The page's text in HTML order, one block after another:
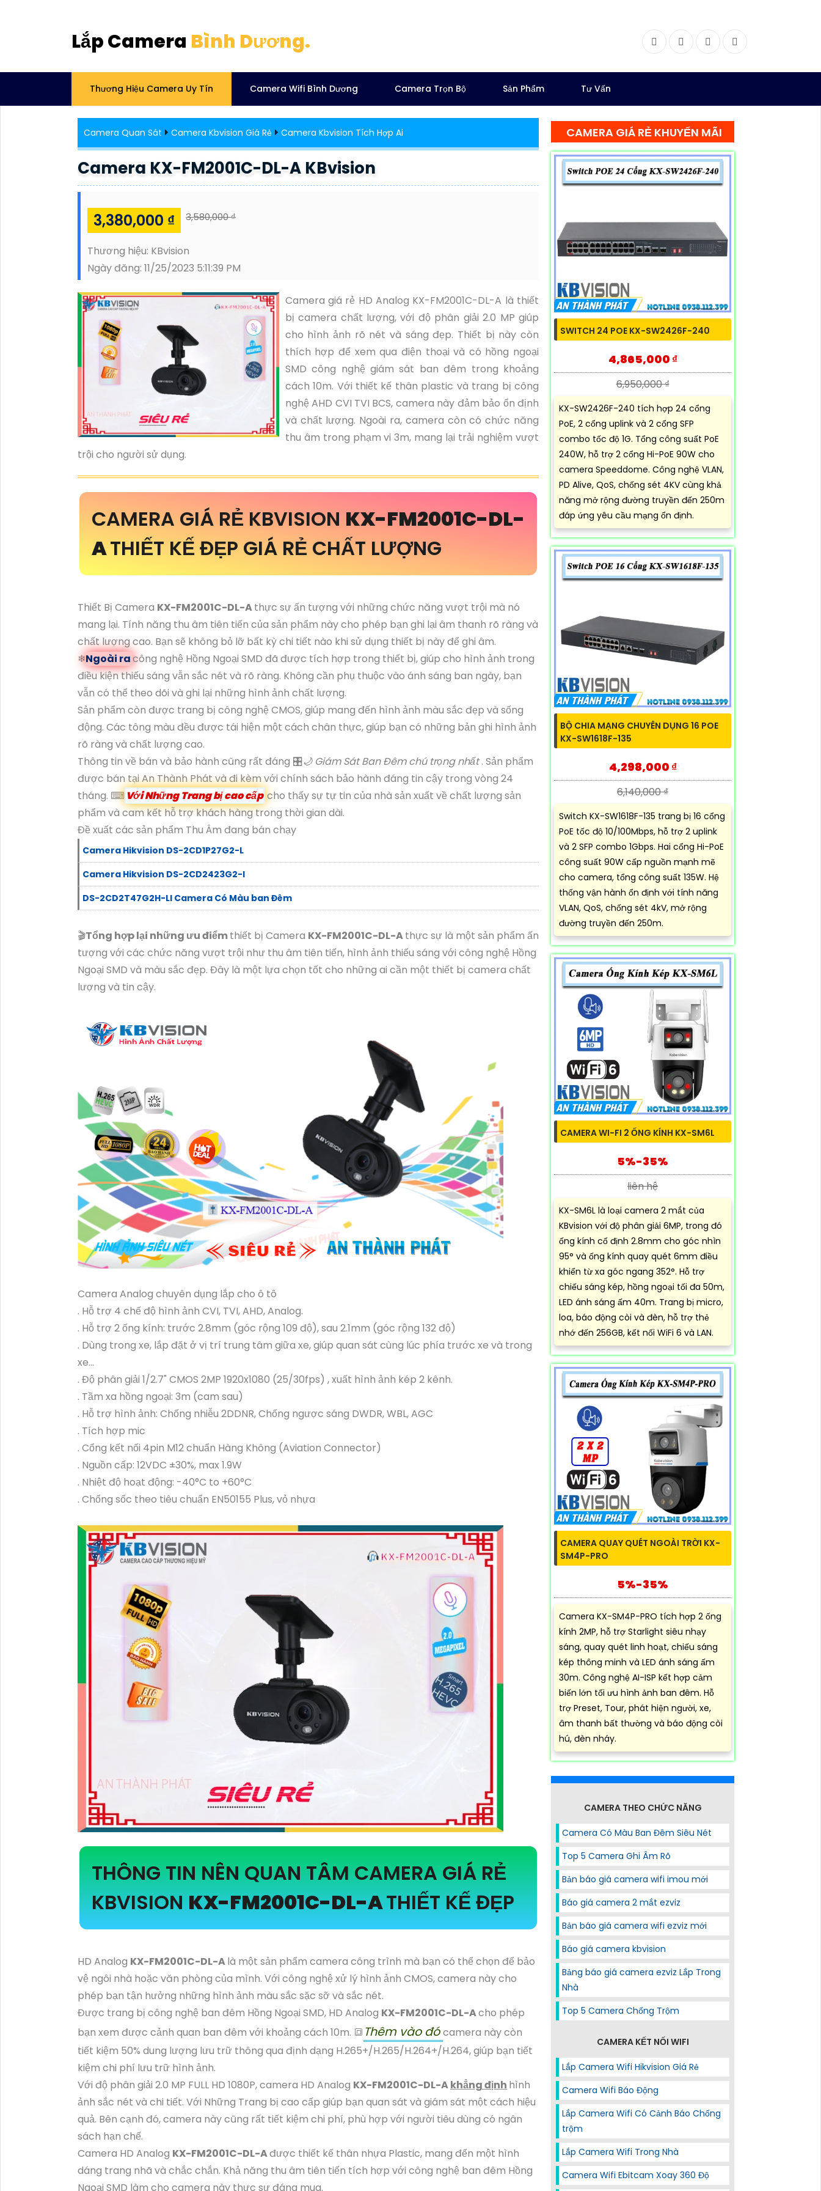
Lắp Camera Bình Dương. FacebookTwitter InstagramDribbble
Thương Hiệu Camera Uy Tín Camera Wifi Bình Dương Camera Trọn Bộ Sản Phẩm Tư Vấn
Camera Quan Sát Camera Kbvision Giá Rẻ Camera Kbvision Tích Hợp Ai
Camera KX-FM2001C-DL-A KBvision
3,380,000 ₫ 3,580,000 ₫
Thương hiệu: KBvision
Ngày đăng: 11/25/2023 5:11:39 PM
Camera giá rẻ HD Analog KX-FM2001C-DL-A là thiết
bị camera chất lượng, với độ phân giải 2.0 MP giúp
cho hình ảnh rõ nét và sáng đẹp. Thiết bị này còn
thích hợp để xem qua điện thoại và có hồng ngoại
SMD công nghệ giám sát ban đêm trong khoảng
cách 10m. Với thiết kế thân plastic và trang bị công
nghệ AHD CVI TVI BCS, camera này đảm bảo ổn định
và chất lượng. Ngoài ra, camera còn có chức năng
thu âm trong phạm vi 3m, mang lại trải nghiệm vượt
trội cho người sử dụng.
CAMERA GIÁ RẺ KBVISION KX-FM2001C-DL-
ATHIẾT KẾ ĐẸP GIÁ RẺ CHẤT LƯỢNG
Thiết Bị Camera KX-FM2001C-DL-Athực sự ấn tượng với những chức năng vượt trội mà nó
mang lại. Tính năng thu âm tiên tiến của sản phẩm này cho phép bạn ghi lại âm thanh rõ ràng và
chất lượng cao. Bạn sẽ không bỏ lỡ bất kỳ chi tiết nào khi sử dụng thiết bị này để ghi âm.
❄Ngoài racông nghệ Hồng Ngoại SMD đã được tích hợp trong thiết bị, giúp cho hình ảnh trong
điều kiện thiếu sáng vẫn sắc nét và rõ ràng. Không cần phụ thuộc vào ánh sáng ban ngày, bạn
vẫn có thể theo dõi và ghi lại những hình ảnh chất lượng.
Sản phẩm còn được trang bị công nghệ CMOS, giúp mang đến hình ảnh màu sắc đẹp và sống
động. Các tông màu đều được tái hiện một cách chân thực, giúp bạn có những bản ghi hình ảnh
rõ ràng và chất lượng cao.
Thông tin về bán và bảo hành cũng rất đáng 🎛🌙 Giám Sát Ban Đêm chú trọng nhất. Sản phẩm
được bán tại An Thành Phát và đi kèm với chính sách bảo hành đáng tin cậy trong vòng 24
tháng. ⌨Với Những Trang bị cao cấp cho thấy sự tự tin của nhà sản xuất về chất lượng sản
phẩm và cam kết hỗ trợ khách hàng trong thời gian dài.
Đề xuất các sản phẩm Thu Âm đang bán chạy
Camera Hikvision DS-2CD1P27G2-L
Camera Hikvision DS-2CD2423G2-I
DS-2CD2T47G2H-LI Camera Có Màu ban Đêm
🎬Tổng hợp lại những ưu điểmthiết bị Camera KX-FM2001C-DL-Athực sự là một sản phẩm ấn
tượng với các chức năng vượt trội như thu âm tiên tiến, hình ảnh thiếu sáng với công nghệ Hồng
Ngoại SMD và màu sắc đẹp. Đây là một lựa chọn tốt cho những ai cần một thiết bị camera chất
lượng và tin cậy.
Camera Analog chuyên dụng lắp cho ô tô
. Hỗ trợ 4 chế độ hình ảnh CVI, TVI, AHD, Analog.
. Hỗ trợ 2 ống kính: trước 2.8mm (góc rộng 109 độ), sau 2.1mm (góc rộng 132 độ)
. Dùng trong xe, lắp đặt ở vị trí trung tâm giữa xe, giúp quan sát cùng lúc phía trước xe và trong
xe...
. Độ phân giải 1/2.7" CMOS 2MP 1920x1080 (25/30fps) , xuất hình ảnh kép 2 kênh.
. Tầm xa hồng ngoại: 3m (cam sau)
. Hỗ trợ hình ảnh: Chống nhiễu 2DDNR, Chống ngược sáng DWDR, WBL, AGC
. Tích hợp mic
. Cổng kết nối 4pin M12 chuẩn Hàng Không (Aviation Connector)
. Nguồn cấp: 12VDC ±30%, max 1.9W
. Nhiệt độ hoạt động: -40°C to +60°C
. Chống sốc theo tiêu chuẩn EN50155 Plus, vỏ nhựa
THÔNG TIN NÊN QUAN TÂM CAMERA GIÁ RẺ
KBVISIONKX-FM2001C-DL-ATHIẾT KẾ ĐẸP
HD Analog KX-FM2001C-DL-Alà một sản phẩm camera công trình mà bạn có thể chọn để bảo
vệ ngôi nhà hoặc văn phòng của mình. Với công nghệ xử lý hình ảnh CMOS, camera này cho
phép bạn tận hưởng những hình ảnh màu sắc sặc sỡ và sắc nét.
Được trang bị công nghệ ban đêm Hồng Ngoại SMD, HD Analog KX-FM2001C-DL-Acho phép
bạn xem được cảnh quan ban đêm với khoảng cách 10m. 🔳 Thêm vào đócamera này còn
tiết kiệm 50% dung lượng lưu trữ thông qua định dạng H.265+/H.265/H.264+/H.264, giúp bạn tiết
kiệm chi phí lưu trữ hình ảnh.
Với độ phân giải 2.0 MP FULL HD 1080P, camera HD Analog KX-FM2001C-DL-Akhẳng định hình
ảnh sắc nét và chi tiết. Với Những Trang bị cao cấp giúp bạn quan sát và giám sát một cách hiệu
quả. Bên cạnh đó, camera này cũng rất tiết kiệm chi phí, phù hợp với người tiêu dùng có ngân
sách hạn chế.
Camera HD Analog KX-FM2001C-DL-Ađược thiết kế thân nhựa Plastic, mang đến một hình
dáng trang nhã và chắc chắn. Khả năng thu âm tiên tiến tích hợp với công nghệ ban đêm Hồng
Ngoại SMD làm cho camera này thực sự đáng mua.
CAMERA GIÁ RẺ KHUYẾN MÃI
SWITCH 24 POE KX-SW2426F-240
4,865,000 ₫
6,950,000 ₫
KX-SW2426F-240 tích hợp 24 cổng
PoE, 2 cổng uplink và 2 cổng SFP
combo tốc độ 1G. Tổng công suất PoE
240W, hỗ trợ 2 cổng Hi-PoE 90W cho
camera Speeddome. Công nghệ VLAN,
PD Alive, QoS, chống sét 4KV cùng khả
năng mở rộng đường truyền đến 250m
đáp ứng yêu cầu mạng ổn định.
BỘ CHIA MẠNG CHUYÊN DỤNG 16 POE
KX-SW1618F-135
4,298,000 ₫
6,140,000 ₫
Switch KX-SW1618F-135 trang bị 16 cổng
PoE tốc độ 10/100Mbps, hỗ trợ 2 uplink
và 2 SFP combo 1Gbps. Hai cổng Hi-PoE
công suất 90W cấp nguồn mạnh mẽ
cho camera, tổng công suất 135W. Hệ
thống vận hành ổn định với tính năng
VLAN, QoS, chống sét 4kV, mở rộng
đường truyền đến 250m.
CAMERA WI-FI 2 ỐNG KÍNH KX-SM6L
5%-35%
liên hệ
KX-SM6L là loại camera 2 mắt của
KBvision với độ phân giải 6MP, trong đó
ống kính cố định 2.8mm cho góc nhìn
95° và ống kính quay quét 6mm điều
khiển từ xa góc ngang 352°. Hỗ trợ
chiếu sáng kép, hồng ngoại tối đa 50m,
LED ánh sáng ấm 40m. Trang bị micro,
loa, báo động còi và đèn, hỗ trợ thẻ
nhớ đến 256GB, kết nối WiFi 6 và LAN.
CAMERA QUAY QUÉT NGOÀI TRỜI KX-
SM4P-PRO
5%-35%
Camera KX-SM4P-PRO tích hợp 2 ống
kính 2MP, hỗ trợ Starlight siêu nhạy
sáng, quay quét linh hoạt, chiếu sáng
kép thông minh và LED ánh sáng ấm
30m. Công nghệ AI-ISP kết hợp cảm
biến lớn tối ưu hình ảnh ban đêm. Hỗ
trợ Preset, Tour, phát hiện người, xe,
âm thanh bất thường và báo động còi
hú, đèn nháy.
CAMERA THEO CHỨC NĂNG
Camera Có Màu Ban Đêm Siêu Nét
Top 5 Camera Ghi Âm Rõ
Bản báo giá camera wifi imou mới
Báo giá camera 2 mắt ezviz
Bản báo giá camera wifi ezviz mới
Báo giá camera kbvision
Bảng báo giá camera ezviz Lắp Trong
Nhà
Top 5 Camera Chống Trộm
CAMERA KẾT NỐI WIFI
Lắp Camera Wifi Hikvision Giá Rẻ
Camera Wifi Báo Động
Lắp Camera Wifi Có Cảnh Báo Chống
trộm
Lắp Camera Wifi Trong Nhà
Camera Wifi Ebitcam Xoay 360 Độ